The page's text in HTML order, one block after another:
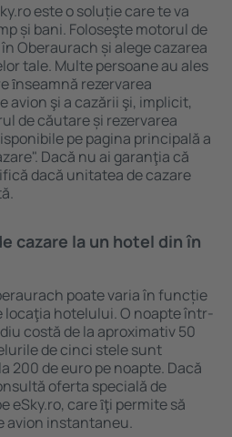
este o soluție care te va
și bani. Foloseşte motorul de
Oberaurach și alege cazarea
tale. Multe persoane au ales
ȋnseamnă rezervarea
avion şi a cazării şi, implicit,
de căutare și rezervarea
pe pagina principală a
Dacă nu ai garanţia că
dacă unitatea de cazare
cazare la un hotel din în
poate varia în funcție
locaţia hotelului. O noapte într-
costă de la aproximativ 50
de cinci stele sunt
200 de euro pe noapte. Dacă
oferta specială de
eSky.ro, care ȋţi permite să
avion instantaneu.